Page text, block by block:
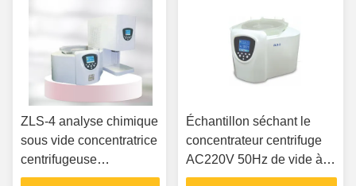
ZLS-4 analyse chimique
sous vide concentratrice
centrifugeuse
conception partagée
Échantillon séchant le
concentrateur centrifuge
AC220V 50Hz de vide à
faible bruit